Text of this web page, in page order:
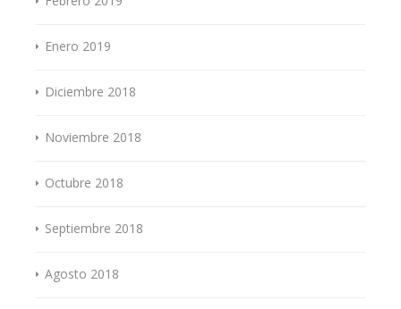
Enero 2019
Diciembre 2018
Noviembre 2018
Octubre 2018
Septiembre 2018
Agosto 2018